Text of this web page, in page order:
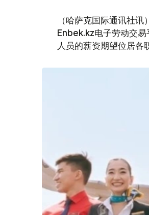
（哈萨克国际通讯社
Enbek.kz电子劳动交
人员的薪资期望位居各